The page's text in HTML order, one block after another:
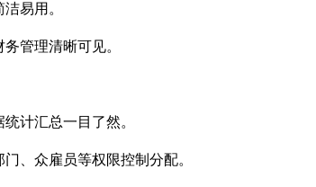
易用。
管理清晰可见。
计汇总一目了然。
、众雇员等权限控制分配。